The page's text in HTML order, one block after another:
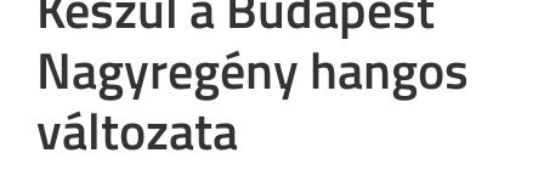
Nagyregény hangos
változata